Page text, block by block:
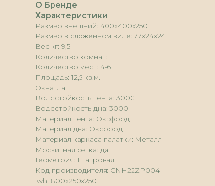
О Бренде
Характеристики
Размер внешний: 400х400х250
Размер в сложенном виде: 77х24х24
Вес кг: 9,5
Количество комнат: 1
Количество мест: 4-6
Площадь: 12,5 кв.м.
Окна: да
Водостойкость тента: 3000
Водостойкость дна: 3000
Материал тента: Оксфорд
Материал дна: Оксфорд
Материал каркаса палатки: Металл
Москитная сетка: да
Геометрия: Шатровая
Код производителя: CNH22ZP004
lwh: 800x250x250